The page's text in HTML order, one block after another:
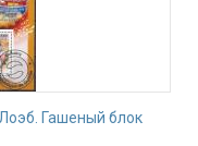
Гашеный блок